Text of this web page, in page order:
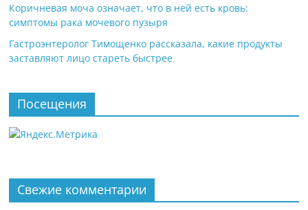
Коричневая моча означает, что в ней есть кровь:
симптомы рака мочевого пузыря
Гастроэнтеролог Тимощенко рассказала, какие продукты
заставляют лицо стареть быстрее
Посещения
Свежие комментарии